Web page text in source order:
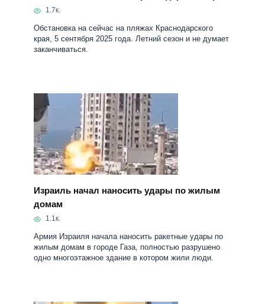
1.7к.
Обстановка на сейчас на пляжах Краснодарского
края, 5 сентября 2025 года. Летний сезон и не думает
заканчиваться.
Израиль начал наносить удары по жилым
домам
1.1к.
Армия Израиля начала наносить ракетные удары по
жилым домам в городе Газа, полностью разрушено
одно многоэтажное здание в котором жили люди.